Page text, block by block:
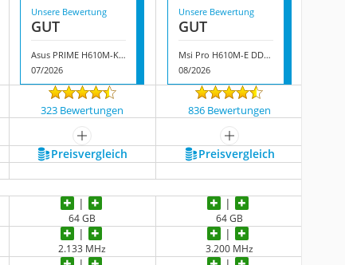
Unsere Bewertung
GUT
Asus PRIME H610M-K D4
07/2026
Unsere Bewertung
GUT
Msi Pro H610M-E DDR4
08/2026
323 Bewertungen
836 Bewertungen
mehr anzeigen
mehr anzeigen
Preis­vergleich Preis­vergleich
64 GB 64 GB
2.133 MHz 3.200 MHz